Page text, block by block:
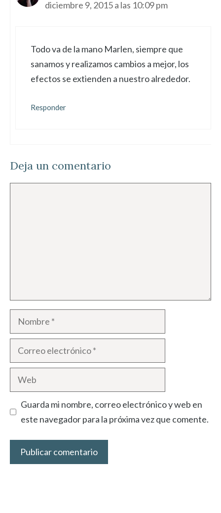
diciembre 9, 2015 a las 10:09 pm
Todo va de la mano Marlen, siempre que
sanamos y realizamos cambios a mejor, los
efectos se extienden a nuestro alrededor.
Responder
Deja un comentario
Nombre
Correo
electrónico
Web
Guarda mi nombre, correo electrónico y web en
este navegador para la próxima vez que comente.